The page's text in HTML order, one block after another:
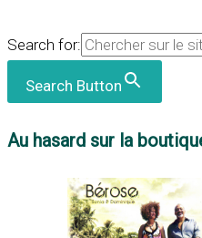
Search for:
Search Button
Au hasard sur la